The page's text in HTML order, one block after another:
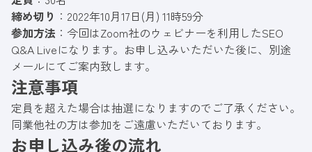
締め切り ：2022年10月17日(月) 11時59分
参加方法 ：今回はZoom社のウェビナーを利用したSEO
Q&A Liveになります。お申し込みいただいた後に、別途
メールにてご案内致します。
注意事項
定員を超えた場合は抽選になりますのでご了承ください。
同業他社の方は参加をご遠慮いただいております。
お申し込み後の流れ